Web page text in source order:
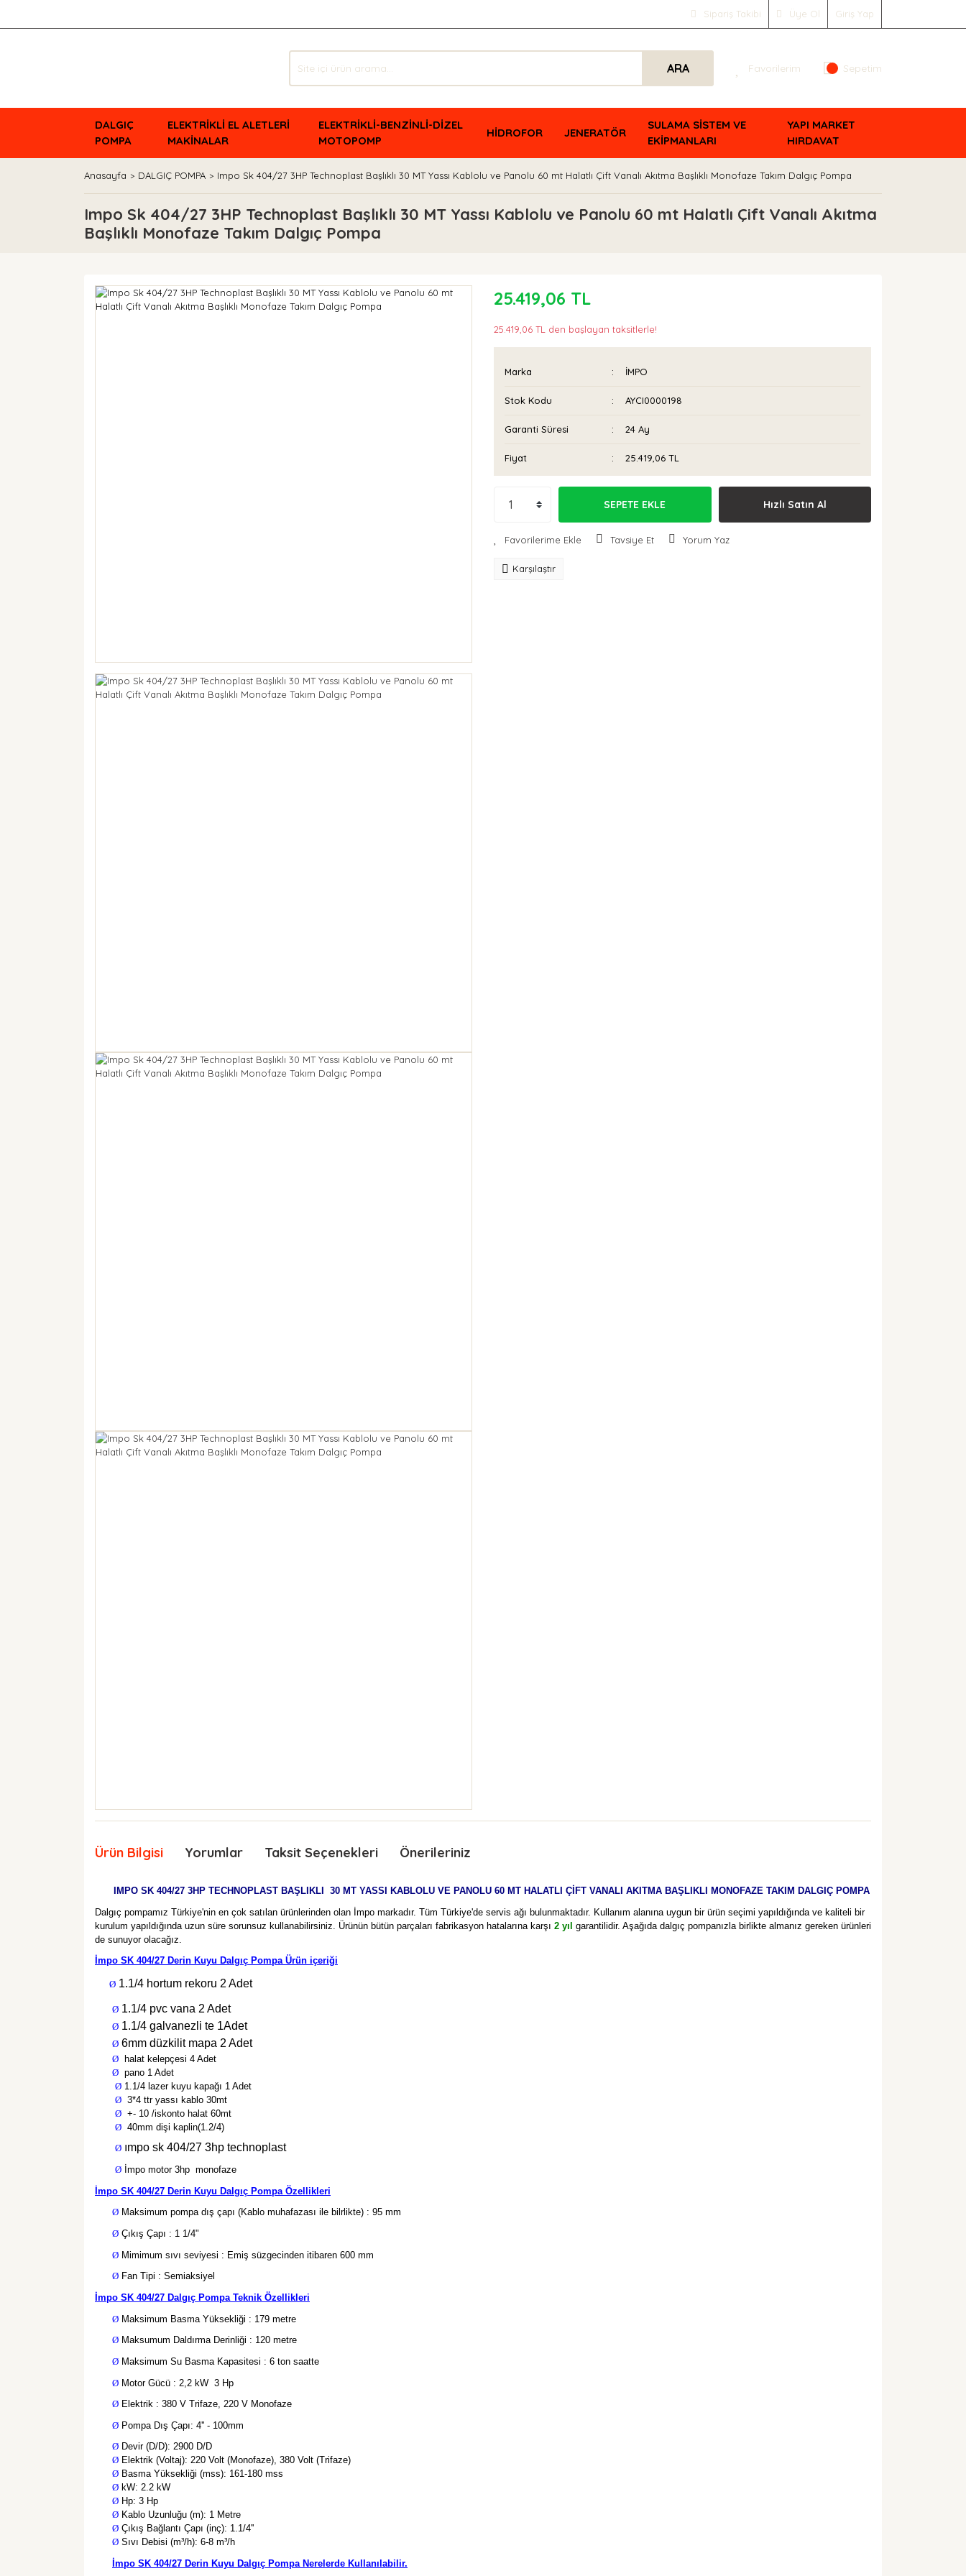
Sipariş Takibi Üye Ol Giriş Yap
ARA Favorilerim Sepetim
DALGIÇ
POMPA
ELEKTRİKLİ EL ALETLERİ
MAKİNALAR
ELEKTRİKLİ-BENZİNLİ-DİZEL
MOTOPOMP
HİDROFOR JENERATÖR
SULAMA SİSTEM VE
EKİPMANLARI
YAPI MARKET
HIRDAVAT
Anasayfa DALGIÇ POMPA Impo Sk 404/27 3HP Technoplast Başlıklı 30 MT Yassı Kablolu ve Panolu 60 mt Halatlı Çift Vanalı Akıtma Başlıklı Monofaze Takım Dalgıç Pompa
Impo Sk 404/27 3HP Technoplast Başlıklı 30 MT Yassı Kablolu ve Panolu 60 mt Halatlı Çift Vanalı Akıtma
Başlıklı Monofaze Takım Dalgıç Pompa
25.419,06 TL
25.419,06 TL den başlayan taksitlerle!
Marka İMPO
Stok Kodu AYCI0000198
Garanti Süresi 24 Ay
Fiyat 25.419,06 TL
SEPETE EKLE Hızlı Satın Al
Tavsiye Et Yorum Yaz
Karşılaştır
Ürün Bilgisi Yorumlar Taksit Seçenekleri Önerileriniz
IMPO SK 404/27 3HP TECHNOPLAST BAŞLIKLI
30 MT YASSI KABLOLU VE PANOLU 60 MT HALATLI ÇİFT VANALI AKITMA BAŞLIKLI MONOFAZE TAKIM DALGIÇ POMPA
Dalgıç pompamız Türkiye'nin en çok satılan ürünlerinden olan İmpo markadır. Tüm Türkiye'de servis ağı bulunmaktadır. Kullanım alanına uygun bir ürün seçimi yapıldığında ve kaliteli bir
kurulum yapıldığında uzun süre sorunsuz kullanabilirsiniz. Ürünün bütün parçaları fabrikasyon hatalarına karşı 2 yıl garantilidir. Aşağıda dalgıç pompanızla birlikte almanız gereken ürünleri
de sunuyor olacağız.
İmpo SK 404/27 Derin Kuyu Dalgıç Pompa Ürün içeriği
Ø 1.1/4 hortum rekoru 2 Adet
Ø 1.1/4 pvc vana 2 Adet
Ø 1.1/4 galvanezli te 1Adet
Ø 6mm düzkilit mapa 2 Adet
Ø halat kelepçesi 4 Adet
Ø pano 1 Adet
Ø 1.1/4 lazer kuyu kapağı 1 Adet
Ø 3*4 ttr yassı kablo 30mt
Ø +- 10 /iskonto halat 60mt
Ø 40mm dişi kaplin(1.2/4)
Ø ımpo sk 404/27 3hp technoplast
Ø İmpo motor 3hp monofaze
İmpo SK 404/27 Derin Kuyu Dalgıç Pompa Özellikleri
Ø Maksimum pompa dış çapı (Kablo muhafazası ile bilrlikte) : 95 mm
Ø Çıkış Çapı : 1 1/4"
Ø Mimimum sıvı seviyesi : Emiş süzgecinden itibaren 600 mm
Ø Fan Tipi : Semiaksiyel
İmpo SK 404/27 Dalgıç Pompa Teknik Özellikleri
Ø Maksimum Basma Yüksekliği : 179 metre
Ø Maksumum Daldırma Derinliği : 120 metre
Ø Maksimum Su Basma Kapasitesi : 6 ton saatte
Ø Motor Gücü : 2,2 kW 3 Hp
Ø Elektrik : 380 V Trifaze, 220 V Monofaze
Ø Pompa Dış Çapı: 4'' - 100mm
Ø Devir (D/D): 2900 D/D
Ø Elektrik (Voltaj): 220 Volt (Monofaze), 380 Volt (Trifaze)
Ø Basma Yüksekliği (mss): 161-180 mss
Ø kW: 2.2 kW
Ø Hp: 3 Hp
Ø Kablo Uzunluğu (m): 1 Metre
Ø Çıkış Bağlantı Çapı (inç): 1.1/4''
Ø Sıvı Debisi (m³/h): 6-8 m³/h
İmpo SK 404/27 Derin Kuyu Dalgıç Pompa Nerelerde Kullanılabilir.